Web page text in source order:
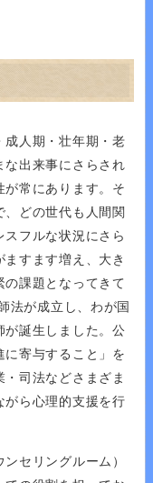
成人期・壮年期・老
な出来事にさらされ
が常にあります。そ
、どの世代も人間関
フルな状況にさら
すます増え、大き
の課題となってきて
法が成立し、わが国
が誕生しました。公
寄与すること」を
司法などさまざま
がら心理的支援を行
セリングルーム）